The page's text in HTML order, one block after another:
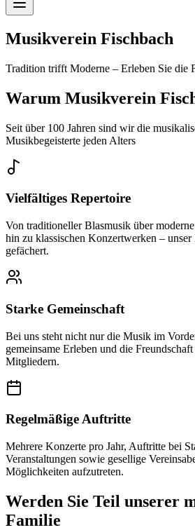
Musikverein Fischbach
Tradition trifft Moderne – Erleben Sie die
Warum Musikverein
Seit über 100 Jahren sind wir die
Musikbegeisterte jeden Alters
Vielfältiges Repertoire
Von traditioneller Blasmusik über
hin zu klassischen Konzertwerken –
gefächert.
Starke Gemeinschaft
Bei uns steht nicht nur die Musik im
gemeinsame Erleben und die
Mitgliedern.
Regelmäßige Auftritte
Mehrere Konzerte pro Jahr, Auftritte bei
Veranstaltungen sowie gesellige
Möglichkeiten aufzutreten.
Werden Sie Teil unserer
Familie